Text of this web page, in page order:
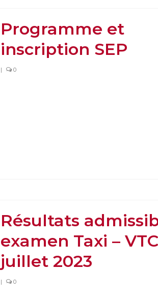
Programme et
inscription SEP
| 0
Résultats
examen Taxi – VTC
juillet 2023
| 0